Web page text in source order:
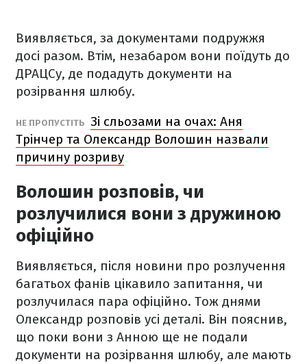
Виявляється, за документами подружжя
досі разом. Втім, незабаром вони поїдуть до
ДРАЦСу, де подадуть документи на
розірвання шлюбу.
НЕ ПРОПУСТІТЬ Зі сльозами на очах: Аня
Трінчер та Олександр Волошин назвали
причину розриву
Волошин розповів, чи
розлучилися вони з дружиною
офіційно
Виявляється, після новини про розлучення
багатьох фанів цікавило запитання, чи
розлучилася пара офіційно. Тож днями
Олександр розповів усі деталі. Він пояснив,
що поки вони з Анною ще не подали
документи на розірвання шлюбу, але мають